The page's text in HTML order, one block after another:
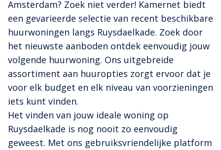
Amsterdam? Zoek niet verder! Kamernet biedt
een gevarieerde selectie van recent beschikbare
huurwoningen langs Ruysdaelkade. Zoek door
het nieuwste aanboden ontdek eenvoudig jouw
volgende huurwoning. Ons uitgebreide
assortiment aan huuropties zorgt ervoor dat je
voor elk budget en elk niveau van voorzieningen
iets kunt vinden.
Het vinden van jouw ideale woning op
Ruysdaelkade is nog nooit zo eenvoudig
geweest. Met ons gebruiksvriendelijke platform